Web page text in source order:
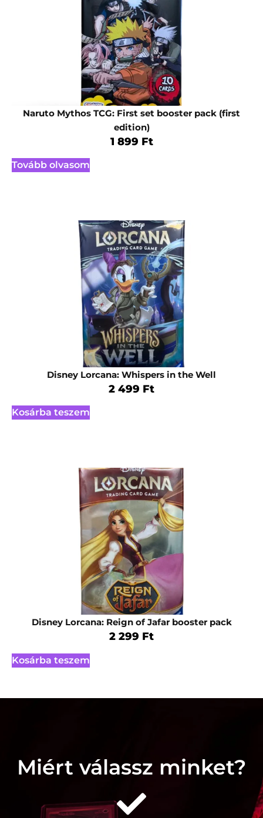
Naruto Mythos TCG: First set booster pack (first
edition)
1 899 Ft
Tovább olvasom
Disney Lorcana: Whispers in the Well
2 499 Ft
Kosárba teszem
Disney Lorcana: Reign of Jafar booster pack
2 299 Ft
Kosárba teszem
Miért válassz minket?